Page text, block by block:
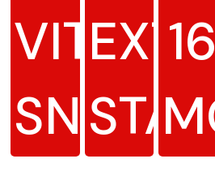
VITT
SNUS
16